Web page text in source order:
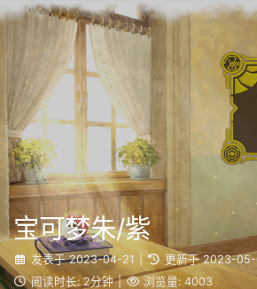
宝可梦朱/紫
发表于 2023-04-21 更新于 2023-
阅读时长: 2分钟 | 浏览量: 4003